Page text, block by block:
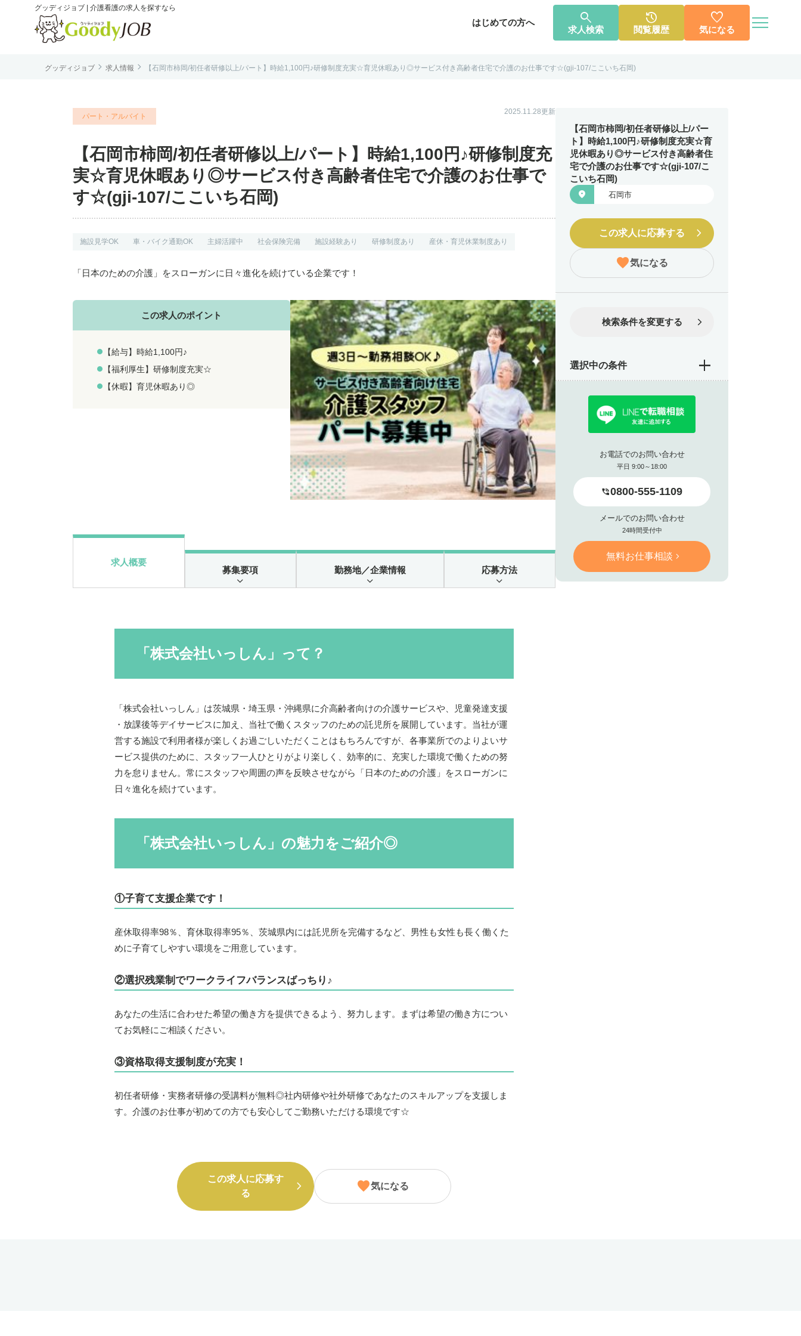
グッディジョブ | 介護看護の求人を探すなら
はじめての方へ 
求人検索

閲覧履歴

気になる 
はじめての方へ よくあるご質問 転職お役立ち情報 運営会社案内 個人情報保護方針 利用規約
グッディジョブ  求人情報  【石岡市柿岡/初任者研修以上/パート】時給1,100円♪研修制度充実☆育児休暇あり◎サービス付き高齢者住宅で介護のお仕事です☆(gji-107/ここいち石岡)
2025.11.28更新
パート・アルバイト
【石岡市柿岡/初任者研修以上/パート】時給1,100円♪研修制度充
実☆育児休暇あり◎サービス付き高齢者住宅で介護のお仕事で
す☆(gji-107/ここいち石岡)
施設見学OK 車・バイク通勤OK 主婦活躍中 社会保険完備 施設経験あり 研修制度あり 産休・育児休業制度あり
「日本のための介護」をスローガンに日々進化を続けている企業です！
この求人のポイント
【給与】時給1,100円♪
【福利厚生】研修制度充実☆
【休暇】育児休暇あり◎
求人概要
募集要項 勤務地／企業情報 応募方法
「株式会社いっしん」って？
「株式会社いっしん」は茨城県・埼玉県・沖縄県に介高齢者向けの介護サービスや、児童発達支援
・放課後等デイサービスに加え、当社で働くスタッフのための託児所を展開しています。当社が運
営する施設で利用者様が楽しくお過ごしいただくことはもちろんですが、各事業所でのよりよいサ
ービス提供のために、スタッフ一人ひとりがより楽しく、効率的に、充実した環境で働くための努
力を怠りません。常にスタッフや周囲の声を反映させながら「日本のための介護」をスローガンに
日々進化を続けています。
「株式会社いっしん」の魅力をご紹介◎
①子育て支援企業です！
産休取得率98％、育休取得率95％、茨城県内には託児所を完備するなど、男性も女性も長く働くた
めに子育てしやすい環境をご用意しています。
②選択残業制でワークライフバランスばっちり♪
あなたの生活に合わせた希望の働き方を提供できるよう、努力します。まずは希望の働き方につい
てお気軽にご相談ください。
③資格取得支援制度が充実！
初任者研修・実務者研修の受講料が無料◎社内研修や社外研修であなたのスキルアップを支援しま
す。介護のお仕事が初めての方でも安心してご勤務いただける環境です☆
この求人に応募す
る
気になる
【石岡市柿岡/初任者研修以上/パー
ト】時給1,100円♪研修制度充実☆育
児休暇あり◎サービス付き高齢者住
宅で介護のお仕事です☆(gji-107/こ
こいち石岡)
 石岡市
この求人に応募する
気になる
検索条件を変更する
選択中の条件
お電話でのお問い合わせ
平日 9:00～18:00
0800-555-1109
メールでのお問い合わせ
24時間受付中
無料お仕事相談